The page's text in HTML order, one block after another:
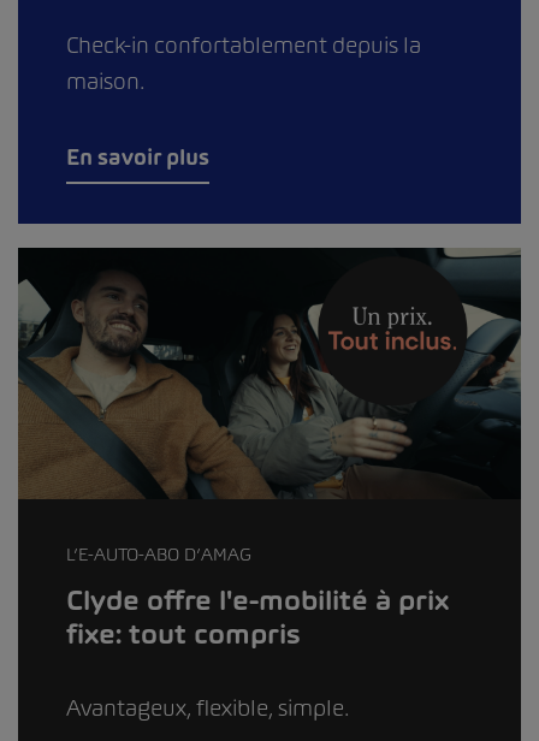
Check-in confortablement depuis la
maison.
En savoir plus
L’E-AUTO-ABO D’AMAG
Clyde offre l'e-mobilité à prix
fixe: tout compris
Avantageux, flexible, simple.